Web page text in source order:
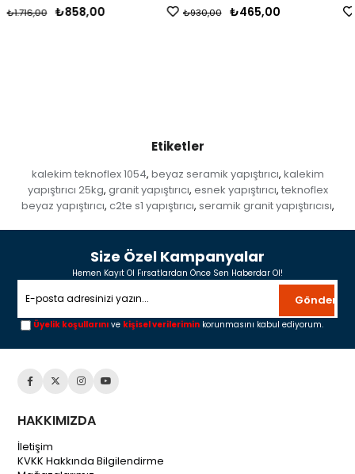
₺858,00
₺1.716,00 ₺465,00
₺930,00
Etiketler
kalekim teknoflex 1054, beyaz seramik yapıştırıcı, kalekim
yapıştırıcı 25kg, granit yapıştırıcı, esnek yapıştırıcı, teknoflex
beyaz yapıştırıcı, c2te s1 yapıştırıcı, seramik granit yapıştırıcısı,
Size Özel Kampanyalar
Hemen Kayıt Ol Fırsatlardan Önce Sen Haberdar Ol!
Gönder
Üyelik koşullarını ve kişisel verilerimin korunmasını kabul ediyorum.
HAKKIMIZDA
İletişim
KVKK Hakkında Bilgilendirme